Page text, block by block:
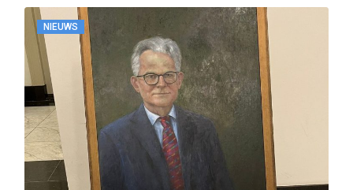
NIEUWS